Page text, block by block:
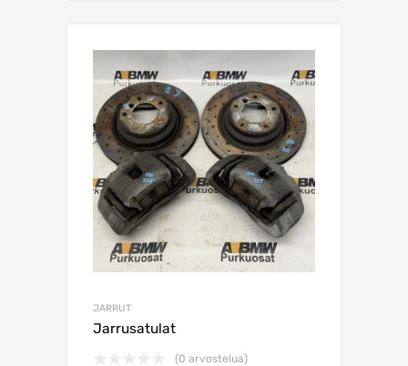
JARRUT
Jarrusatulat
(0 arvostelua)